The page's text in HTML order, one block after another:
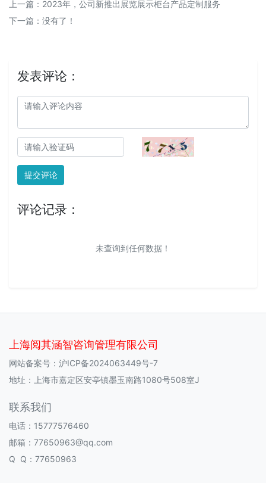
上一篇： 2023年，公司新推出展览展示柜台产品定制服务
下一篇：没有了！
发表评论：
提交评论
评论记录：
未查询到任何数据！
上海阅其涵智咨询管理有限公司
网站备案号： 沪ICP备2024063449号-7
地址：上海市嘉定区安亭镇墨玉南路1080号508室J
联系我们
电话：15777576460
邮箱：77650963@qq.com
Q Q：77650963